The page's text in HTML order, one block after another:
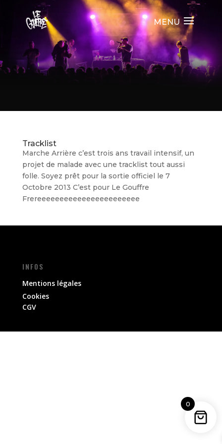
Tracklist
Marche Arrière c’est trois ans travail intensif, un
projet de malade avec une tracklist tout aussi
folle. Soyez prêt pour la sortie officiel le 7
Octobre 2013 C’est pour Le Gouffre
Frereeeeeeeeeeeeeeeeeeeeeee
INFOS
Mentions légales
Cookies
CGV
0